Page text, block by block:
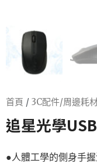
首頁 / 3C配件/周邊耗
追星光學
●人體工學的側身手